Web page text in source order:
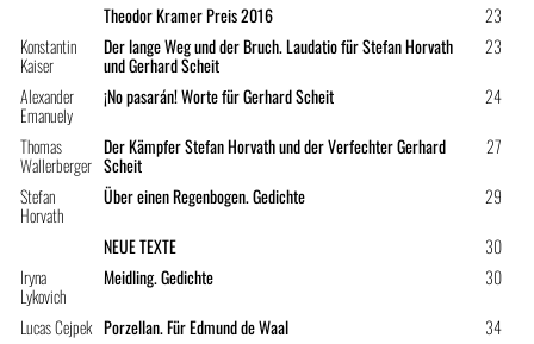
Theodor Kramer Preis 2016
23
Konstantin
Kaiser
Der lange Weg und der Bruch. Laudatio für Stefan Horvath
und Gerhard Scheit
23
Alexander
Emanuely
¡No pasarán! Worte für Gerhard Scheit
24
Thomas
Wallerberger
Der Kämpfer Stefan Horvath und der Verfechter Gerhard
Scheit
27
Stefan
Horvath
Über einen Regenbogen. Gedichte
29
NEUE TEXTE
30
Iryna
Lykovich
Meidling. Gedichte
30
Lucas Cejpek Porzellan. Für Edmund de Waal
34